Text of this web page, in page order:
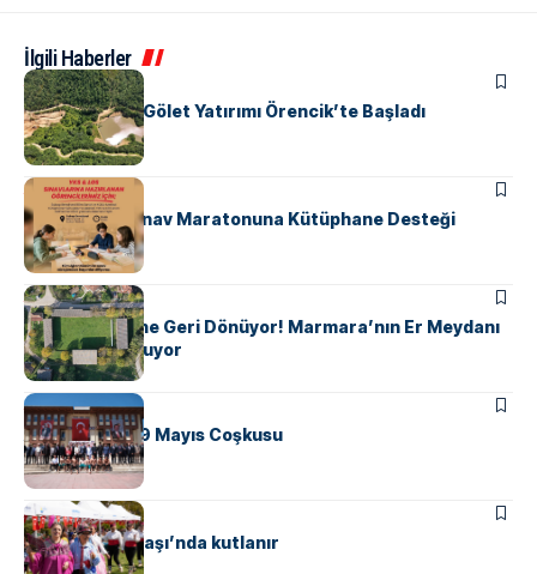
İlgili Haberler
ALTINOVA
Yalova’nın 19. Gölet Yatırımı Örencik’te Başladı
ALTINOVAEĞITIM
Subaşı’nda Sınav Maratonuna Kütüphane Desteği
ALTINOVA
116 Yıllık Efsane Geri Dönüyor! Marmara’nın Er Meydanı
Yeniden Kuruluyor
ALTINOVA
Altonova’da 19 Mayıs Coşkusu
ALTINOVA MANŞET
Hıdrellez, Subaşı’nda kutlanır